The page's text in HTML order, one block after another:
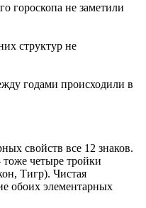
гороскопа не заметили
структур не
годами происходили в
свойств все 12 знаков.
четыре тройки
Тигр). Чистая
обоих элементарных